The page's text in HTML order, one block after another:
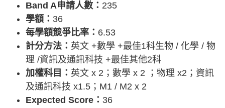
Band A申請人數： 235
學額： 36
每學額競爭比率： 6.53
計分方法： 英文 +數學 +最佳1科生物 / 化學 / 物
理 /資訊及通訊科技 +最佳其他2科
加權科目： 英文 x 2；數學 x 2 ；物理 x2；資訊
及通訊科技 x1.5；M1 / M2 x 2
Expected Score： 36